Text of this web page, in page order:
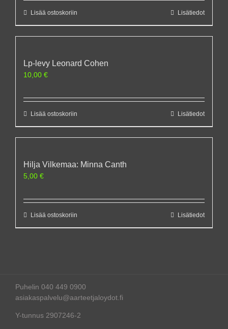
Lisää ostoskoriin Lisätiedot
Lp-levy Leonard Cohen
10,00 €
Lisää ostoskoriin Lisätiedot
Hilja Vilkemaa: Minna Canth
5,00 €
Lisää ostoskoriin Lisätiedot
Puhelin 040 449 0900
asiakaspalvelu@aarteetjaloydot.fi
Y-tunnus 2907246-2